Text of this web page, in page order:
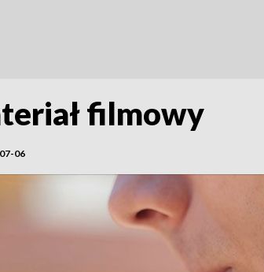
filmowy
06